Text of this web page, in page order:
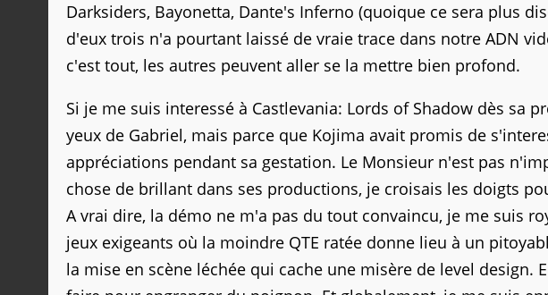
Darksiders, Bayonetta, Dante's Inferno (quoique ce sera plus
d'eux trois n'a pourtant laissé de vraie trace dans notre ADN
c'est tout, les autres peuvent aller se la mettre bien profond.
Si je me suis interessé à Castlevania: Lords of Shadow dès sa
yeux de Gabriel, mais parce que Kojima avait promis de
appréciations pendant sa gestation. Le Monsieur n'est pas
chose de brillant dans ses productions, je croisais les doigts
A vrai dire, la démo ne m'a pas du tout convaincu, je me suis
jeux exigeants où la moindre QTE ratée donne lieu à un
la mise en scène léchée qui cache une misère de level design.